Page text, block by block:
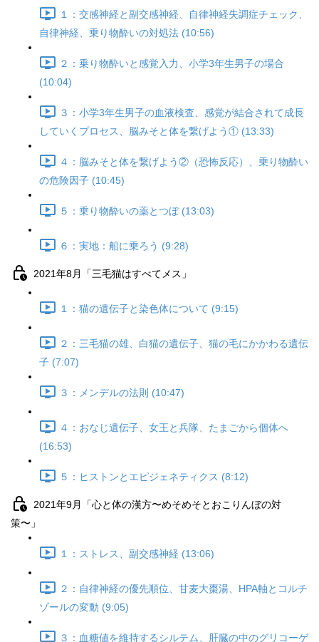
１：交感神経と副交感神経、自律神経失調症チェック、
自律神経、乗り物酔いの対処法 (10:56)
２：乗り物酔いと感覚入力、小学3年生男子の場合
(10:04)
３：小学3年生男子の血液検査、感覚が結合されて成長
していくプロセス、脳みそと体を繋げよう① (13:33)
４：脳みそと体を繋げよう②（恐怖反応）、乗り物酔い
の危険因子 (10:45)
５：乗り物酔いの薬とつぼ (13:03)
６：実地：船に乗ろう (9:28)
2021年8月「三毛猫はすべてメス」
１：猫の遺伝子と染色体について (9:15)
２：三毛猫の雄、白猫の遺伝子、猫の毛にかかわる遺伝
子 (7:07)
３：メンデルの法則 (10:47)
４：おなじ遺伝子、女王と兵隊、たまごから個体へ
(16:53)
５：ヒストンとエピジェネティクス (8:12)
2021年9月「心と体の漢方〜めそめそとおこりんぼの対
策〜」
１：ストレス、副交感神経 (13:06)
２：自律神経の優先順位、甘麦大棗湯、HPA軸とコルチ
ゾールの変動 (9:05)
３：血糖値を維持するシルテム、肝臓の中のグリコーゲ